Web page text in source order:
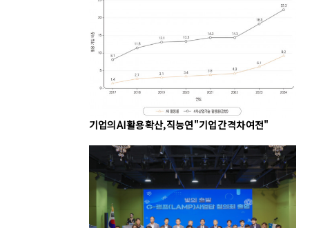
기업의 AI 활용 확산, 직능연 "기업 간 격차 여전"